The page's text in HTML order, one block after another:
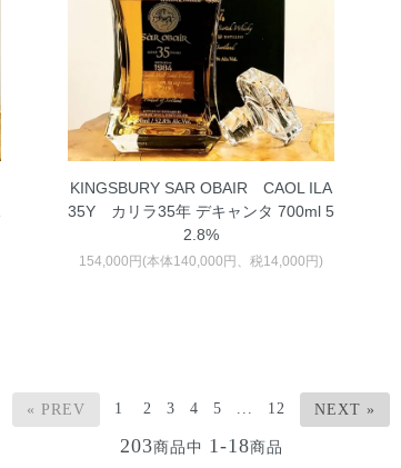
KINGSBURY SAR OBAIR CAOL ILA
35Y カリラ35年 デキャンタ 700ml 5
2.8%
154,000円(本体140,000円、税14,000円)
« PREV 1 2 3 4 5 ... 12 NEXT »
203商品中 1-18商品